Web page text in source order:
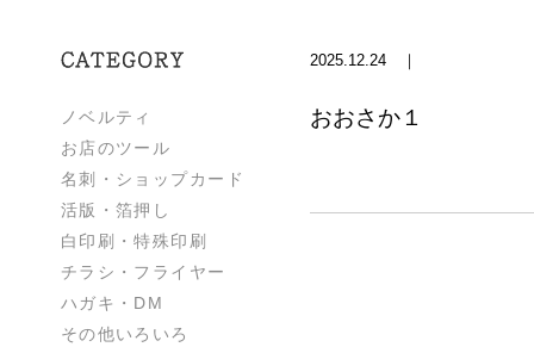
ノベルティ
お店のツール
名刺・ショップカード
活版・箔押し
白印刷・特殊印刷
チラシ・フライヤー
ハガキ・DM
その他いろいろ
2025.12.24 ｜
おおさか１